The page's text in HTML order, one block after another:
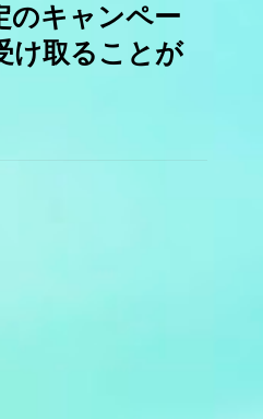
のキャンペー
け取ることが